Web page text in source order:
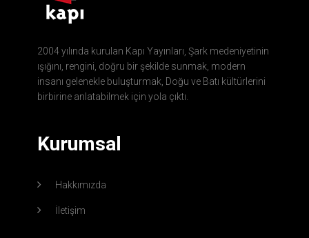
2004 yılında kurulan Kapı Yayınları, Şark medeniyetinin
ışığını, rengini, doğru bir şekilde sunmak, modern
insanı gelenekle buluşturmak, Doğu ve Batı kültürlerini
birbirine anlatabilmek için yola çıktı.
Kurumsal
Hakkımızda
İletişim